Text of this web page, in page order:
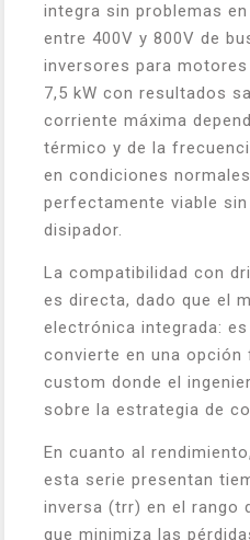
integra sin problemas
entre 400V y 800V de
inversores para
7,5 kW con resultados
corriente máxima
térmico y de la
en condiciones
perfectamente viable
disipador.
La compatibilidad con
es directa, dado que el
electrónica integrada:
convierte en una opción
custom donde el
sobre la estrategia de
En cuanto al
esta serie presentan
inversa (trr) en el rango
que minimiza las